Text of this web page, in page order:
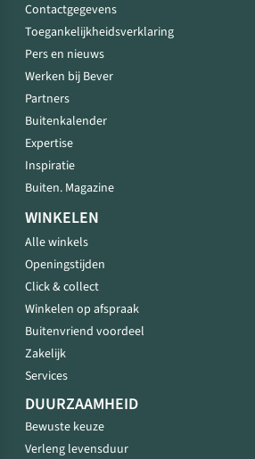
Contactgegevens
Toegankelijkheidsverklaring
Pers en nieuws
Werken bij Bever
Partners
Buitenkalender
Expertise
Inspiratie
Buiten. Magazine
WINKELEN
Alle winkels
Openingstijden
Click & collect
Winkelen op afspraak
Buitenvriend voordeel
Zakelijk
Services
DUURZAAMHEID
Bewuste keuze
Verleng levensduur